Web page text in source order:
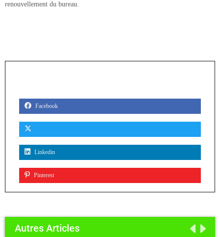
renouvellement du bureau.
Facebook
Linkedin
Pinterest
Autres Articles